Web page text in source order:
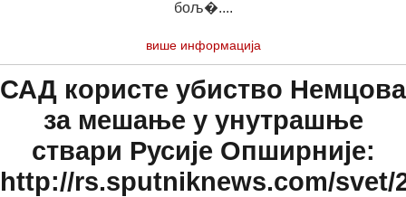
бољ�....
више информација
САД користе убиство Немцова
за мешање у унутрашње
ствари Русије Опширније:
http://rs.sputniknews.com/svet/